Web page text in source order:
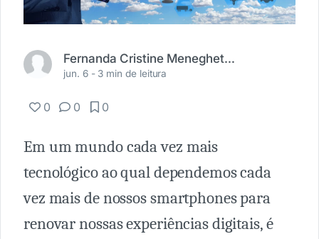
Fernanda Cristine Meneghetti Barbosa
jun. 6 - 3 min de leitura
0 0 0
Em um mundo cada vez mais
tecnológico ao qual dependemos cada
vez mais de nossos smartphones para
renovar nossas experiências digitais, é